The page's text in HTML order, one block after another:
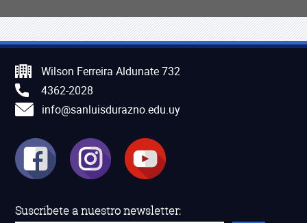
Wilson Ferreira Aldunate 732
4362-2028
info@sanluisdurazno.edu.uy
Suscribete a nuestro newsletter: